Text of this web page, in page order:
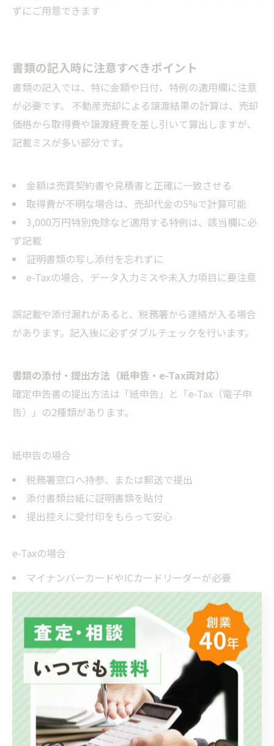
ずにご用意できます
書類の記入時に注意すべきポイント
書類の記入では、特に金額や日付、特例の適用欄に注意
が必要です。 不動産売却による譲渡結果の計算は、売却
価格から取得費や譲渡経費を差し引いて算出しますが、
記載ミスが多い部分です。
金額は売買契約書や見積書と正確に一致させる
取得費が不明な場合は、売却代金の5%で計算可能
3,000万円特別免除など適用する特例は、該当欄に必
ず記載
証明書類の写し添付を忘れずに
e-Taxの場合、データ入力ミスや未入力項目に要注意
誤記載や添付漏れがあると、税務署から連絡が入る場合
があります。記入後に必ずダブルチェックを行います。
書類の添付・提出方法（紙申告・e-Tax両対応）
確定申告書の提出方法は「紙申告」と「e-Tax（電子申
告）」の2種類があります。
紙申告の場合
税務署窓口へ持参、または郵送で提出
添付書類台紙に証明書類を貼付
提出控えに受付印をもらって安心
e-Taxの場合
マイナンバーカードやICカードリーダーが必要
書類データをPDFで添付し、専用サイトから送信
添付書類省略が一部認められるが、原本は必ず保管
どちらの方法でも、提出期限は原則として今年の3月15
日です。 早めの準備と、提出後の控え保存がポイントで
す。